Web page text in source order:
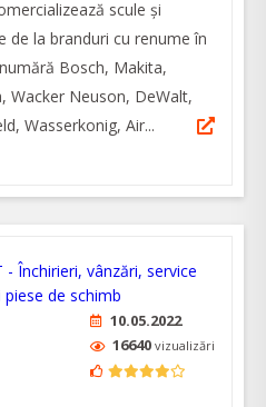
scule și
de la branduri cu renume în
Bosch, Makita,
Wacker Neuson, DeWalt,
Wasserkonig, Air...
10.05.2022
16640 vizualizări